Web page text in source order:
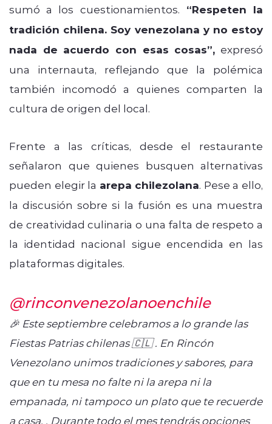
sumó a los cuestionamientos. “Respeten la
tradición chilena. Soy venezolana y no estoy
nada de acuerdo con esas cosas”, expresó
una internauta, reflejando que la polémica
también incomodó a quienes comparten la
cultura de origen del local.
Frente a las críticas, desde el restaurante
señalaron que quienes busquen alternativas
pueden elegir la arepa chilezolana. Pese a ello,
la discusión sobre si la fusión es una muestra
de creatividad culinaria o una falta de respeto a
la identidad nacional sigue encendida en las
plataformas digitales.
@rinconvenezolanoenchile
🎉 Este septiembre celebramos a lo grande las
Fiestas Patrias chilenas 🇨🇱 . En Rincón
Venezolano unimos tradiciones y sabores, para
que en tu mesa no falte ni la arepa ni la
empanada, ni tampoco un plato que te recuerde
a casa. . Durante todo el mes tendrás opciones